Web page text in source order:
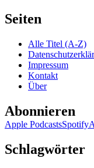
Seiten
Alle Titel (A-Z)
Impressum
Kontakt
Über
Abonnieren
Apple PodcastsSpotify
Schlagwörter